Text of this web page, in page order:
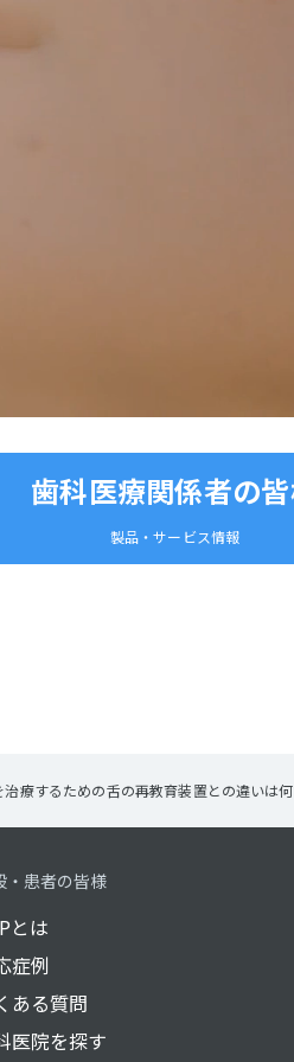
歯科医療関係者の
製品・サービス情報
療するための舌の再教育装置との違いは
・患者の皆様
とは
症例
ある質問
医院を探す